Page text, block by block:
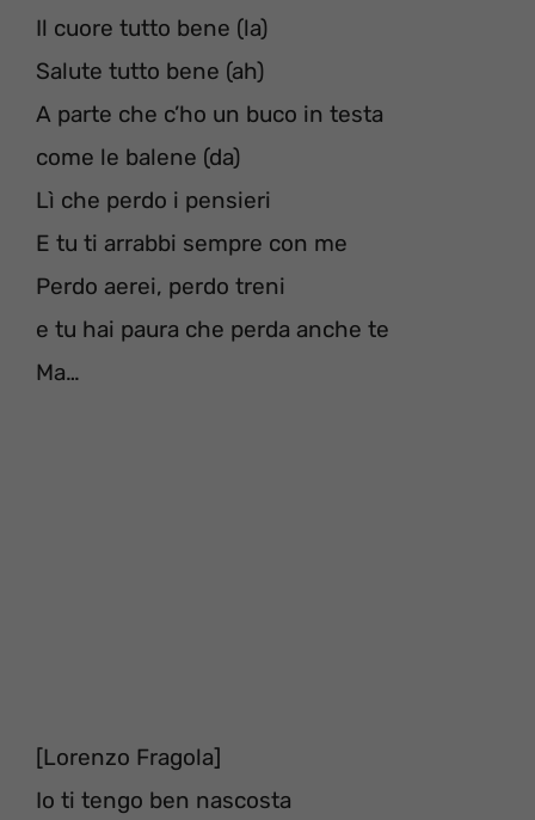
Il cuore tutto bene (la)
Salute tutto bene (ah)
A parte che c’ho un buco in testa
come le balene (da)
Lì che perdo i pensieri
E tu ti arrabbi sempre con me
Perdo aerei, perdo treni
e tu hai paura che perda anche te
Ma…
[Lorenzo Fragola]
Io ti tengo ben nascosta